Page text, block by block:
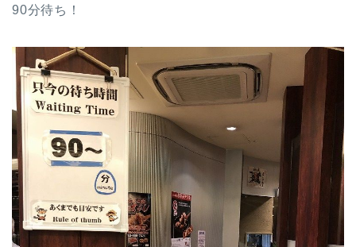
90分待ち！